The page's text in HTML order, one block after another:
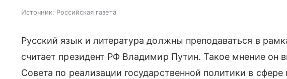
Источник: Российская газета
Русский язык и литература должны преподаваться в
считает президент РФ Владимир Путин. Такое мнение он
Совета по реализации государственной политики в